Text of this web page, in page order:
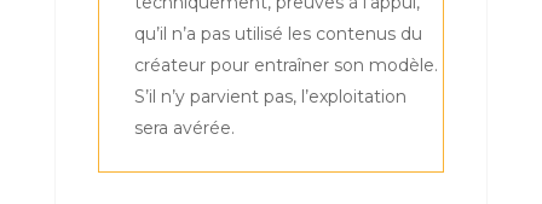
qu’il n’a pas utilisé les contenus du
créateur pour entraîner son modèle.
S’il n’y parvient pas, l’exploitation
sera avérée.